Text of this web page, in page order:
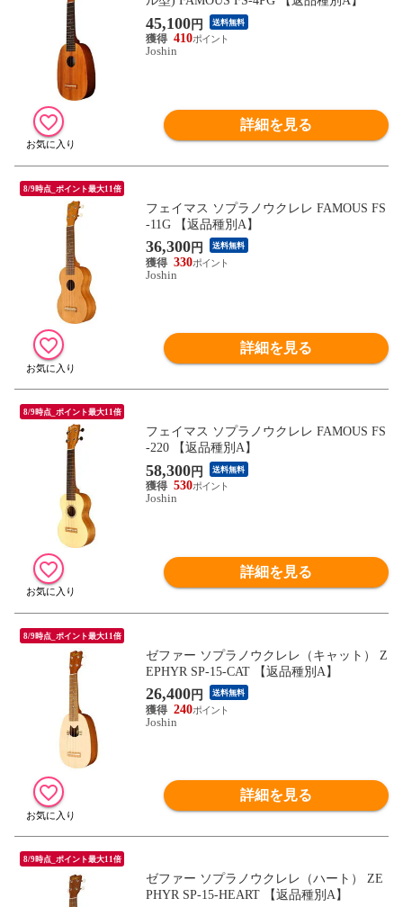
45,100円 送料無料
410
Joshin
詳細を見る
8/9時点_ポイント最大11倍
フェイマス ソプラノウクレレ FAMOUS FS
-11G 【返品種別A】
36,300円 送料無料
330
Joshin
詳細を見る
8/9時点_ポイント最大11倍
フェイマス ソプラノウクレレ FAMOUS FS
-220 【返品種別A】
58,300円 送料無料
530
Joshin
詳細を見る
8/9時点_ポイント最大11倍
ゼファー ソプラノウクレレ（キャット） Z
EPHYR SP-15-CAT 【返品種別A】
26,400円 送料無料
240
Joshin
詳細を見る
8/9時点_ポイント最大11倍
ゼファー ソプラノウクレレ（ハート） ZE
PHYR SP-15-HEART 【返品種別A】